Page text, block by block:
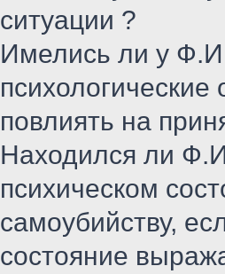
ситуации ?
Имелись ли у
повлиять на
Находился ли
психическом
самоубийству,
состояние